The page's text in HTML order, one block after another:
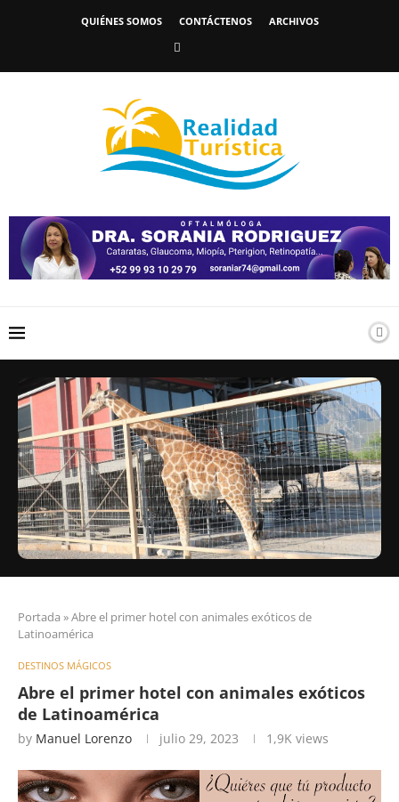
QUIÉNES SOMOS CONTÁCTENOS ARCHIVOS
Portada »Abre el primer hotel con animales exóticos de
Latinoamérica
DESTINOS MÁGICOS
Abre el primer hotel con animales exóticos
de Latinoamérica
by Manuel Lorenzo julio 29, 2023 1,9K views